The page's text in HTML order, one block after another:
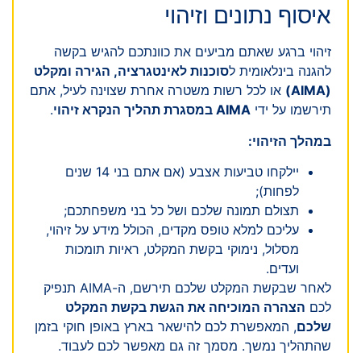
איסוף נתונים וזיהוי
זיהוי ברגע שאתם מביעים את כוונתכם להגיש בקשה
להגנה בינלאומית לסוכנות לאינטגרציה, הגירה ומקלט
(AIMA)
או לכל רשות משטרה אחרת שצוינה לעיל, אתם
תירשמו על ידי AIMA במסגרת תהליך הנקרא זיהוי
.
במהלך הזיהוי:
יילקחו טביעות אצבע (אם אתם בני 14 שנים
לפחות);
תצולם תמונה שלכם ושל כל בני משפחתכם;
עליכם למלא טופס מקדים, הכולל מידע על זיהוי,
מסלול, נימוקי בקשת המקלט, ראיות תומכות
ועדים.
לאחר שבקשת המקלט שלכם תירשם, ה-AIMA תנפיק
לכם הצהרה המוכיחה את הגשת בקשת המקלט
שלכם, המאפשרת לכם להישאר בארץ באופן חוקי בזמן
שהתהליך נמשך. מסמך זה גם מאפשר לכם לעבוד.